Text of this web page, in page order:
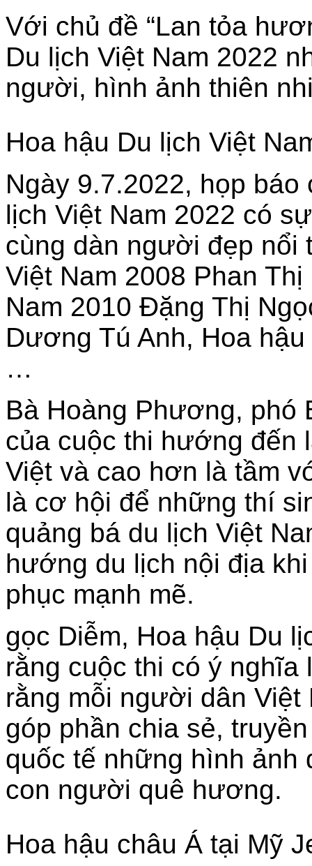
Với chủ đề “Lan tỏa
Du lịch Việt Nam 2022
người, hình ảnh thiên
Hoa hậu Du lịch Việt
Ngày 9.7.2022, họp
lịch Việt Nam 2022 có
cùng dàn người đẹp nổi
Việt Nam 2008 Phan
Nam 2010 Đặng Thị
Dương Tú Anh, Hoa
…
Bà Hoàng Phương, phó
của cuộc thi hướng đến
Việt và cao hơn là tầm
là cơ hội để những thí
quảng bá du lịch Việt
hướng du lịch nội địa
phục mạnh mẽ.
gọc Diễm, Hoa hậu Du
rằng cuộc thi có ý
rằng mỗi người dân
góp phần chia sẻ,
quốc tế những hình ảnh
con người quê hương.
Hoa hậu châu Á tại Mỹ